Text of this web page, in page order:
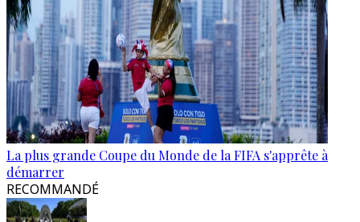
La plus grande Coupe du Monde de la FIFA s'apprête à
démarrer
RECOMMANDÉ